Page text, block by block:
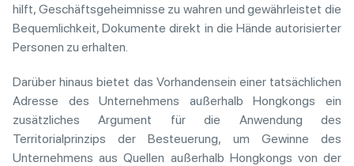
hilft, Geschäftsgeheimnisse zu wahren und gewährleistet die
Bequemlichkeit, Dokumente direkt in die Hände autorisierter
Personen zu erhalten.
Darüber hinaus bietet das Vorhandensein einer tatsächlichen
Adresse des Unternehmens außerhalb Hongkongs ein
zusätzliches Argument für die Anwendung des
Territorialprinzips der Besteuerung, um Gewinne des
Unternehmens aus Quellen außerhalb Hongkongs von der